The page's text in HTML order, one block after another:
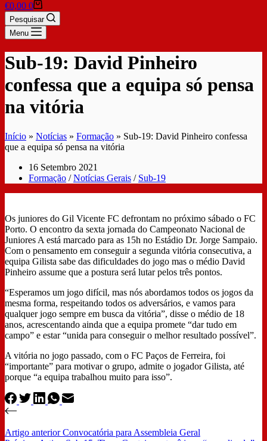
€0,00 0
Pesquisar
Menu
Sub-19: David Pinheiro
confessa que a equipa só pensa
na vitória
Início » Notícias » Formação » Sub-19: David Pinheiro confessa
que a equipa só pensa na vitória
16 Setembro 2021
Formação /Notícias Gerais / Sub-19
Os juniores do Gil Vicente FC defrontam no próximo sábado o FC
Porto. O encontro da sexta jornada do Campeonato Nacional de
Juniores A está marcado para as 15h no Estádio Dr. Jorge Sampaio.
Com o pensamento em conseguir a segunda vitória consecutiva, a
equipa Gilista sabe das dificuldades do jogo mas o médio David
Pinheiro assume que a postura será lutar pelos três pontos.
“Esperamos um jogo difícil, mas nós abordamos todos os jogos da
mesma forma, respeitando todos os adversários, e vamos para
qualquer jogo sempre em busca da vitória”, disse o médio de 18
anos, acrescentando ainda que a equipa promete “dar tudo em
campo” e estar “unida para conseguir o melhor resultado possível”.
A vitória no jogo passado, com o FC Paços de Ferreira, foi
“importante” para motivar o grupo, admite o jogador Gilista, até
porque “a equipa trabalhou muito para isso”.
Artigo anteriorConvocatória para Assembleia Geral